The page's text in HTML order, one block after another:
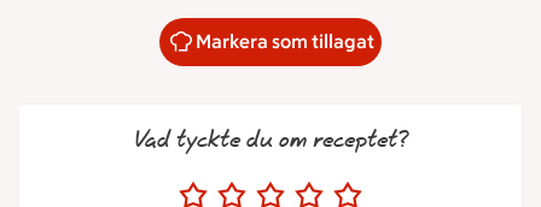
Markera som tillagat
Vad tyckte du om receptet?